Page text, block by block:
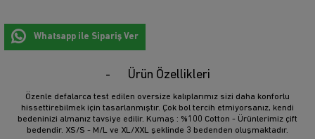
Whatsapp ile Sipariş Ver
Ürün Özellikleri
Özenle defalarca test edilen oversize kalıplarımız sizi daha konforlu
hissettirebilmek için tasarlanmıştır. Çok bol tercih etmiyorsanız, kendi
bedeninizi almanız tavsiye edilir. Kumaş : %100 Cotton - Ürünlerimiz çift
bedendir. XS/S - M/L ve XL/XXL şeklinde 3 bedenden oluşmaktadır.